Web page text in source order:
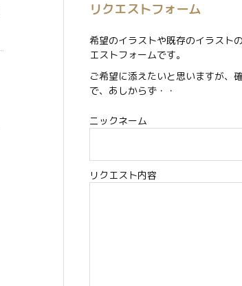
リクエストフォーム
希望のイラストや既存のイラスト
エストフォームです。
ご希望に添えたいと思いますが、
で、あしからず・・
ニックネーム
リクエスト内容